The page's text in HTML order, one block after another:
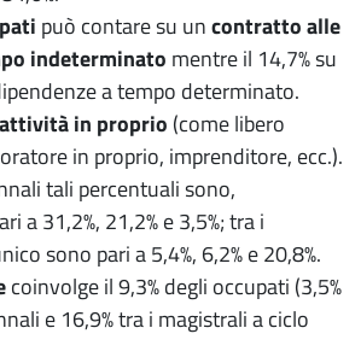
può contare su uncontratto alle
indeterminato mentre il 14,7% su
a tempo determinato.
attività in proprio (come libero
in proprio, imprenditore, ecc.).
tali percentuali sono,
a 31,2%, 21,2% e 3,5%; tra i
sono pari a 5,4%, 6,2% e 20,8%.
coinvolge il 9,3% degli occupati (3,5%
e 16,9% tra i magistrali a ciclo